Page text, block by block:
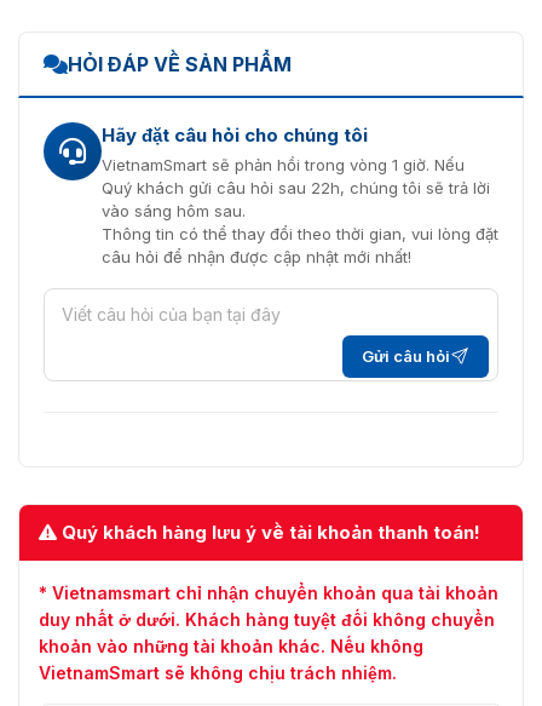
nghiệm trong lĩnh vực này, VietNamSmart cam kết rằng
mọimáy chấm công khuôn mặt
và bảo hành theo đầy đủ chế độ.
Bên cạnh đó, chúng tôi còn cung cấp khóa cửa vân tay
với đa dạng và mẫu mã để khách hàng có thêm nhiều
lựa chọn. Mua hàng của chúng tôi đều được cam kết
Hàng chính hãng, chất lượng từ những thương hiệu
nổi tiếng về công nghệ.
Liên hệ ngay với chúng tôi – Nhân viên kinh doanh
sẽ hỗ trợ tư vấn và báo giá đến bạn.
HỎI ĐÁP VỀ SẢN PHẨM
Hãy đặt câu hỏi cho chúng tôi
VietnamSmart sẽ phản hồi trong vòng 1 giờ. Nếu
Quý khách gửi câu hỏi sau 22h, chúng tôi sẽ trả lời
vào sáng hôm sau.
Thông tin có thể thay đổi theo thời gian, vui lòng đặt
câu hỏi để nhận được cập nhật mới nhất!
Gửi câu hỏi
Quý khách hàng lưu ý về tài khoản thanh toán!
* Vietnamsmart chỉ nhận chuyển khoản qua tài khoản
duy nhất ở dưới. Khách hàng tuyệt đối không chuyển
khoản vào những tài khoản khác. Nếu không
VietnamSmart sẽ không chịu trách nhiệm.